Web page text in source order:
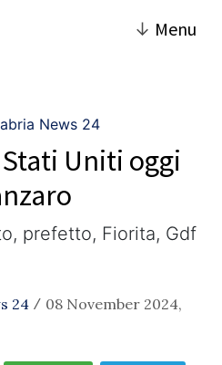
↓ Menu
News 24
Uniti oggi
prefetto, Fiorita, Gdf
24 / 08 November 2024,